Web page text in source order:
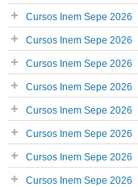
Cursos Inem Sepe 2026
Cursos Inem Sepe 2026
Cursos Inem Sepe 2026
Cursos Inem Sepe 2026
Cursos Inem Sepe 2026
Cursos Inem Sepe 2026
Cursos Inem Sepe 2026
Cursos Inem Sepe 2026